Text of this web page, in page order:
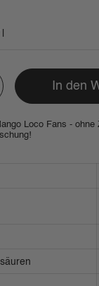
In den
Loco Fans - ohne